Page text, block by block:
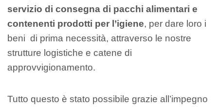
servizio di consegna di pacchi alimentari e
contenenti prodotti per l’igiene, per dare loro i
beni di prima necessità, attraverso le nostre
strutture logistiche e catene di
approvvigionamento.
Tutto questo è stato possibile grazie all’impegno